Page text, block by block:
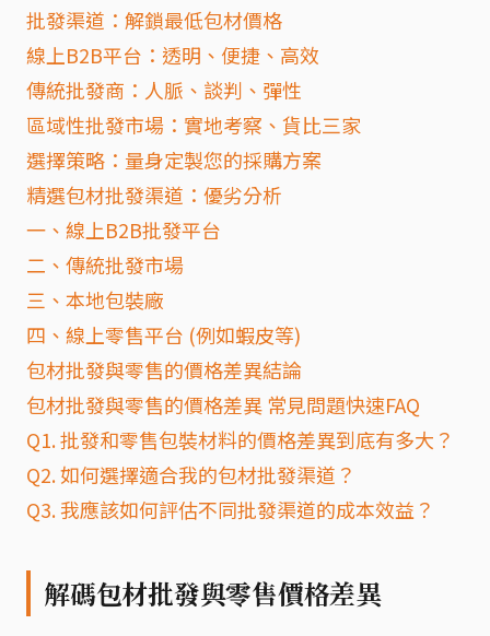
批發渠道：解鎖最低包材價格
線上B2B平台：透明、便捷、高效
傳統批發商：人脈、談判、彈性
區域性批發市場：實地考察、貨比三家
選擇策略：量身定製您的採購方案
精選包材批發渠道：優劣分析
一、線上B2B批發平台
二、傳統批發市場
三、本地包裝廠
四、線上零售平台 (例如蝦皮等)
包材批發與零售的價格差異結論
包材批發與零售的價格差異 常見問題快速FAQ
Q1. 批發和零售包裝材料的價格差異到底有多大？
Q2. 如何選擇適合我的包材批發渠道？
Q3. 我應該如何評估不同批發渠道的成本效益？
解碼包材批發與零售價格差異